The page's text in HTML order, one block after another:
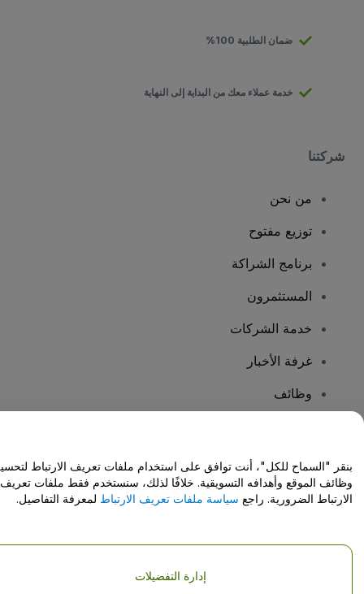
ضمان الطلبية 100%
خدمة عملاء معك من البداية إلى النهاية
شركتنا
من نحن
توزيع مفتوح
برنامج الشراكة
المستثمرون
خدمة الشركات
غرفة الأخبار
وظائف
مركز المساعدة / اتصل بنا
حقوق النشر © شركة فياجوجو المحدودة 2026
تفاصيل الشركة
بنقر "السماح للكل"، أنت توافق على استخدام ملفات تعريف الارتباط
وظائف الموقع وأهدافه التسويقية. خلافًا لذلك، سنستخدم فقط ملفات تعريف
الارتباط الضرورية. راجع سياسة ملفات تعريف الارتباط لمعرفة التفاصيل.
إدارة التفضيلات